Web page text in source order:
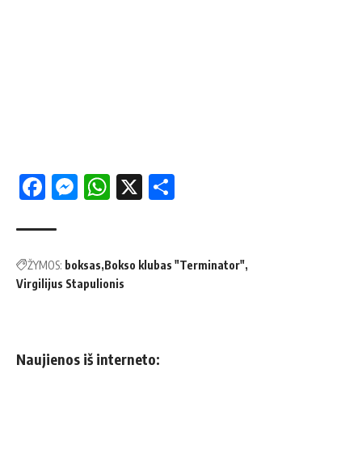
Facebook
Messenger
WhatsApp
X
ŽYMOS: boksas Bokso klubas "Terminator"
Virgilijus Stapulionis
Naujienos iš interneto: